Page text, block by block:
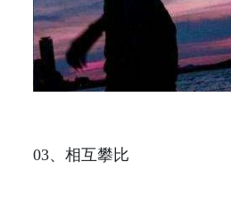
03、相互攀比